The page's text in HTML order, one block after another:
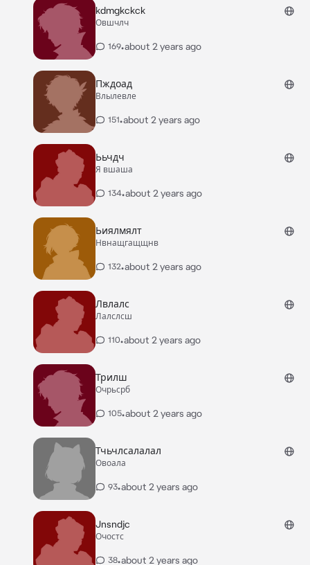
kdmgkckck
Овшчлч
169•about 2 years ago
Пждоад
Влылевле
151•about 2 years ago
Ььчдч
Я вшаша
134•about 2 years ago
Ьиялмялт
Нвнащгащщнв
132•about 2 years ago
Лвлалс
Лалслсш
110•about 2 years ago
Трилш
Очрьсрб
105•about 2 years ago
Тчьчлсалалал
Овоала
93•about 2 years ago
Jnsndjc
Очостс
38•about 2 years ago